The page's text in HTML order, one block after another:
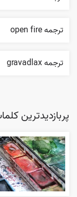
ترجمه open fire
ترجمه gravadlax
پربازدیدترین